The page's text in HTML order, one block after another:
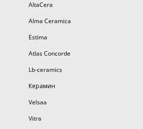
AltaCera
Alma Ceramica
Estima
Atlas Concorde
Lb-ceramics
Керамин
Velsaa
Vitra